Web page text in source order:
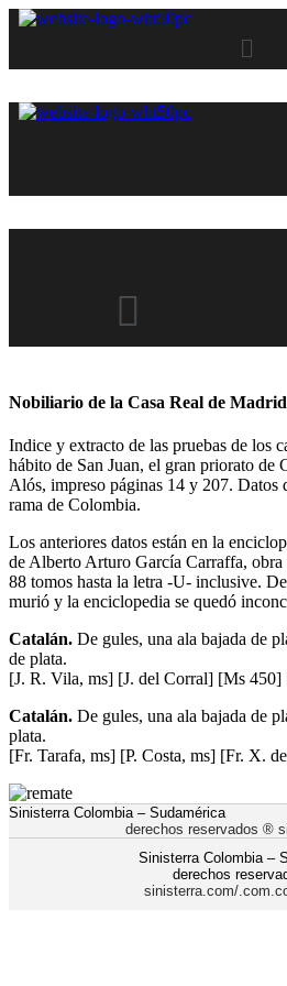
Menu
Nobiliario de la Casa Real de Madrid
Indice y extracto de las pruebas de los
hábito de San Juan, el gran priorato de
Alós, impreso páginas 14 y 207. Datos
rama de Colombia.
Los anteriores datos están en la
de Alberto Arturo García Carraffa,
88 tomos hasta la letra -U- inclusive.
murió y la enciclopedia se quedó
Catalán. De gules, una ala bajada de
de plata.
[J. R. Vila, ms] [J. del Corral] [Ms 450]
Catalán. De gules, una ala bajada de
plata.
[Fr. Tarafa, ms] [P. Costa, ms] [Fr. X.
Sinisterra Colombia – Sudamérica
derechos reservados ®
Sinisterra Colombia –
derechos
sinisterra.com/